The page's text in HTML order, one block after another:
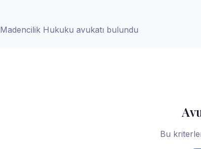
Madencilik Hukuku avukatı bulundu
Bu